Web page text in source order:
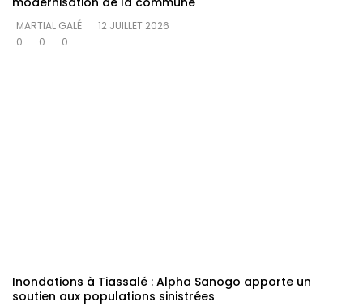
MARTIAL GALÉ
12 JUILLET 2026
0
0 0
Inondations à Tiassalé : Alpha Sanogo apporte un
soutien aux populations sinistrées